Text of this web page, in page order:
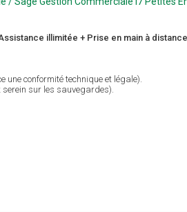
illimitée + Prise en main à distance
conformité technique et légale).
serein sur les sauvegardes).